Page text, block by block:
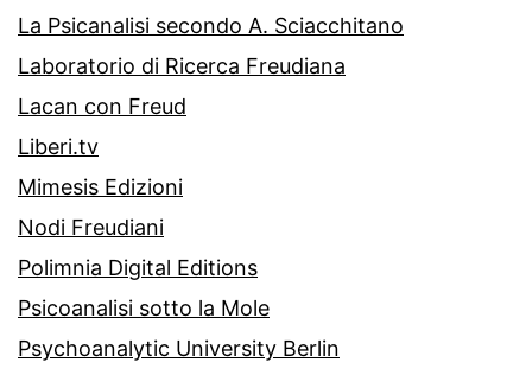
La Psicanalisi secondo A. Sciacchitano
Laboratorio di Ricerca Freudiana
Lacan con Freud
Liberi.tv
Mimesis Edizioni
Nodi Freudiani
Polimnia Digital Editions
Psicoanalisi sotto la Mole
Psychoanalytic University Berlin